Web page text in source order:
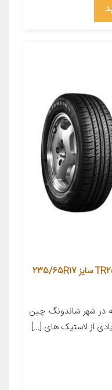
لاستیک خودرو تراینگل تایر مدل TR259 سایز 235/65R17
شهر شاندونگ چین
از لاستیک های […]